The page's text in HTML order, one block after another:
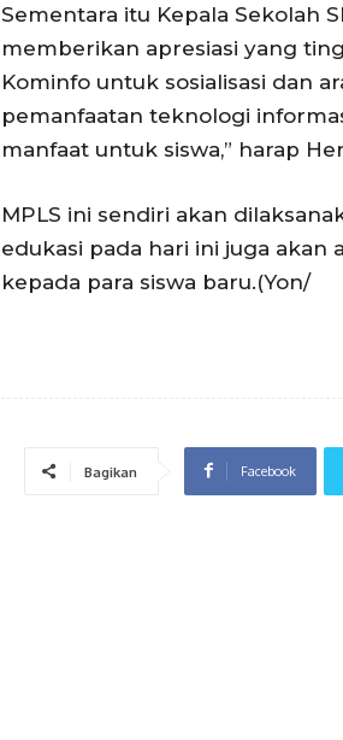
Sementara itu Kepala Sekolah
memberikan apresiasi yang
Kominfo untuk sosialisasi dan
pemanfaatan teknologi
manfaat untuk siswa,” harap
MPLS ini sendiri akan
edukasi pada hari ini juga
kepada para siswa baru.(Yon/
Bagikan Facebook